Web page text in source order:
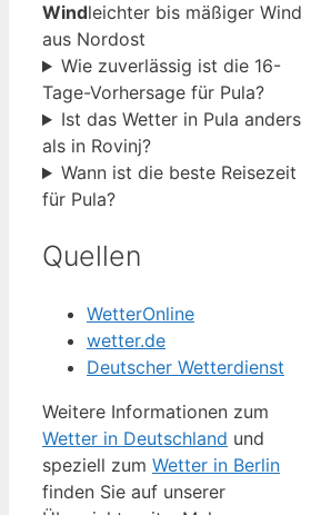
Windleichter bis mäßiger Wind
aus Nordost
Wie zuverlässig ist die 16-
Tage-Vorhersage für Pula?
Ist das Wetter in Pula anders
als in Rovinj?
Wann ist die beste Reisezeit
für Pula?
Quellen
WetterOnline
wetter.de
Deutscher Wetterdienst
Weitere Informationen zum
Wetter in Deutschland und
speziell zum Wetter in Berlin
finden Sie auf unserer